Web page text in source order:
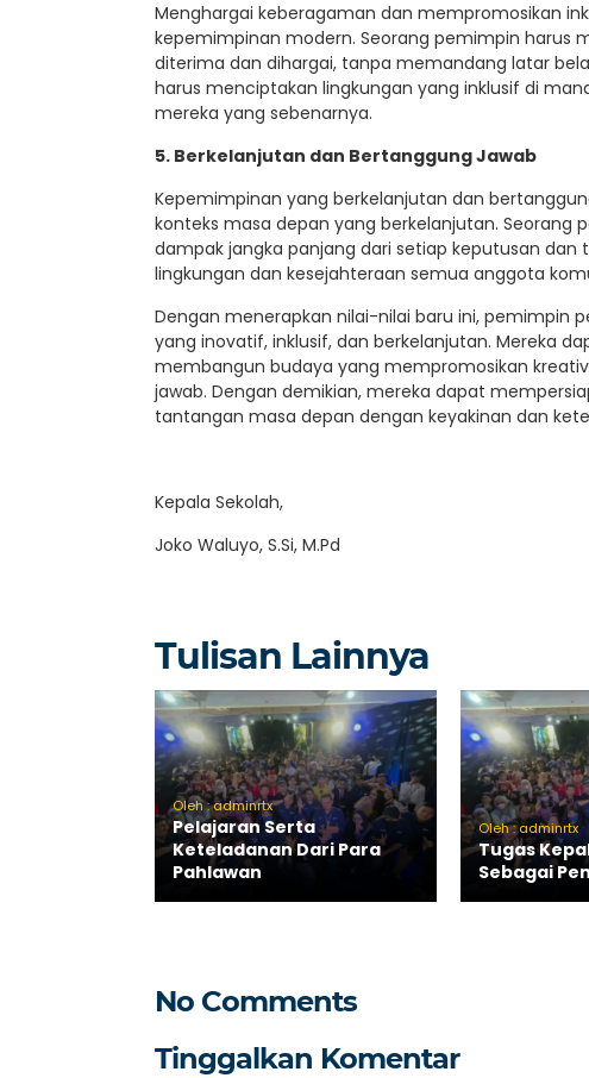
Menghargai keberagaman dan mempromosikan
kepemimpinan modern. Seorang pemimpin harus
diterima dan dihargai, tanpa memandang latar
harus menciptakan lingkungan yang inklusif di
mereka yang sebenarnya.
5. Berkelanjutan dan Bertanggung Jawab
Kepemimpinan yang berkelanjutan dan
konteks masa depan yang berkelanjutan.
dampak jangka panjang dari setiap keputusan
lingkungan dan kesejahteraan semua anggota
Dengan menerapkan nilai-nilai baru ini, pemimpin
yang inovatif, inklusif, dan berkelanjutan. Mereka
membangun budaya yang mempromosikan
jawab. Dengan demikian, mereka dapat
tantangan masa depan dengan keyakinan dan
Kepala Sekolah,
Joko Waluyo, S.Si, M.Pd
Tulisan Lainnya
Oleh : adminrtx
Pelajaran Serta
Keteladanan Dari Para
Pahlawan
Oleh : adminrtx
Tugas
Sebagai
No Comments
Tinggalkan Komentar